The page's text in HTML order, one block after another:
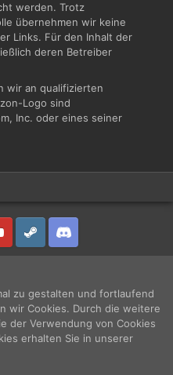
werden. Trotz
übernehmen wir keine
Links. Für den Inhalt der
deren Betreiber
wir an qualifizierten
Logo sind
Inc. oder eines seiner
e.V. -
Community
zu gestalten und fortlaufend
wir Cookies. Durch die weitere
der Verwendung von Cookies
erhalten Sie in unserer